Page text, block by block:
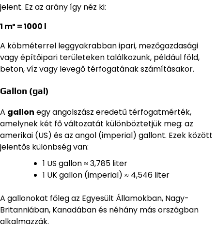
jelent. Ez az arány így néz ki:
1 m³ = 1000 l
A köbméterrel leggyakrabban ipari, mezőgazdasági
vagy építőipari területeken találkozunk, például föld,
beton, víz vagy levegő térfogatának számításakor.
Gallon (gal)
A gallon egy angolszász eredetű térfogatmérték,
amelynek két fő változatát különböztetjük meg: az
amerikai (US) és az angol (imperial) gallont. Ezek között
jelentős különbség van:
1 US gallon ≈ 3,785 liter
1 UK gallon (imperial) ≈ 4,546 liter
A gallonokat főleg az Egyesült Államokban, Nagy-
Britanniában, Kanadában és néhány más országban
alkalmazzák.